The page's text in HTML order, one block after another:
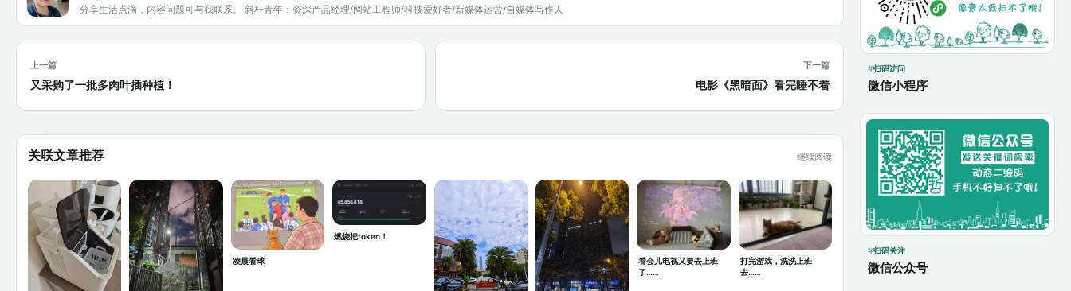
扫码访问
微信小程序
扫码关注
微信公众号
分享生活点滴，内容问题可与我联系。 斜杆青年：资深产品经理/网站工程师/科技爱好者/新媒体运营/自媒体写作人
上一篇
又采购了一批多肉叶插种植！
下一篇
电影《黑暗面》看完睡不着
关联文章推荐 继续阅读
凌晨看球
燃烧把token！
看会儿电视又要去上班
了……
打完游戏，洗洗上班
去……